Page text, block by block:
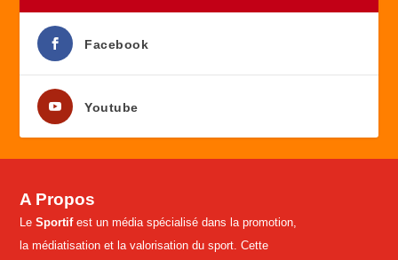
Facebook
Youtube
A Propos
LeSportifest un média spécialisé dans la promotion,
la médiatisation et la valorisation du sport. Cette